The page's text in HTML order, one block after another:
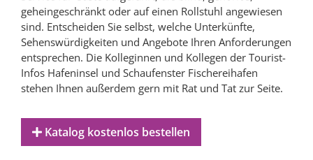
geheingeschränkt oder auf einen Rollstuhl angewiesen
sind. Entscheiden Sie selbst, welche Unterkünfte,
Sehenswürdigkeiten und Angebote Ihren Anforderungen
entsprechen. Die Kolleginnen und Kollegen der Tourist-
Infos Hafeninsel und Schaufenster Fischereihafen
stehen Ihnen außerdem gern mit Rat und Tat zur Seite.
Katalog kostenlos bestellen